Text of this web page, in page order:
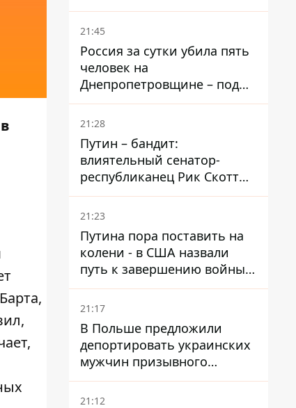
– он возглавил народное
голосование
21:45
Россия за сутки убила пять
человек на
Днепропетровщине – под
ударами оказались пять
районов области
21:28
Путин – бандит:
влиятельный сенатор-
республиканец Рик Скотт
призвал Конгресс привлечь
РФ к ответственности за
21:23
Путина пора поставить на
колени - в США назвали
путь к завершению войны -
National Security Journal
21:17
В Польше предложили
депортировать украинских
мужчин призывного
возраста - кого это может
затронуть
21:12